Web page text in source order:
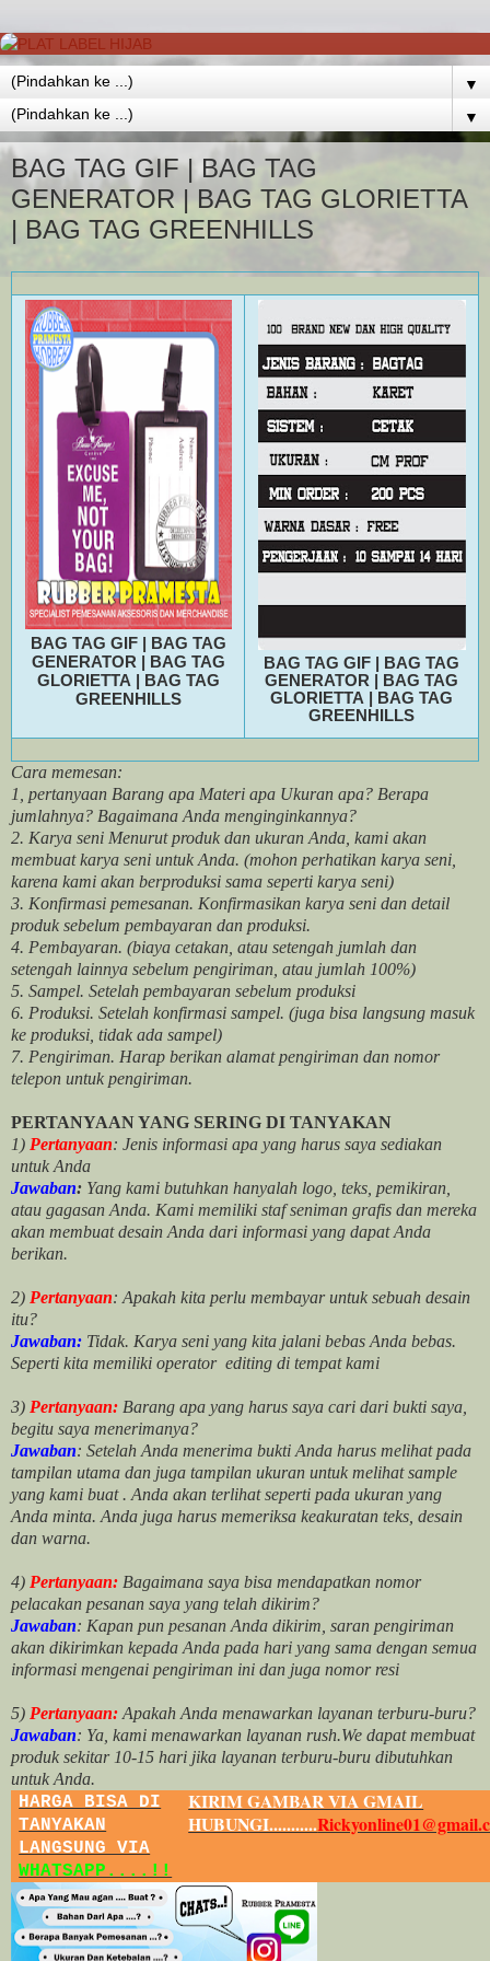
▼
▼
BAG TAG GIF | BAG TAG
GENERATOR | BAG TAG GLORIETTA
| BAG TAG GREENHILLS
BAG TAG GIF|
BAG TAG
GENERATOR
BAG TAG
GLORIETTA
BAG TAG
GREENHILLS
BAG TAG GIF
BAG TAG
GENERATOR
BAG TAG
GLORIETTA
BAG TAG
GREENHILLS
Cara memesan:
1, pertanyaan Barang apa Materi apa Ukuran apa? Berapa
jumlahnya? Bagaimana Anda menginginkannya?
2. Karya seni Menurut produk dan ukuran Anda, kami akan
membuat karya seni untuk Anda. (mohon perhatikan karya seni,
karena kami akan berproduksi sama seperti karya seni)
3. Konfirmasi pemesanan. Konfirmasikan karya seni dan detail
produk sebelum pembayaran dan produksi.
4. Pembayaran. (biaya cetakan, atau setengah jumlah dan
setengah lainnya sebelum pengiriman, atau jumlah 100%)
5. Sampel. Setelah pembayaran sebelum produksi
6. Produksi. Setelah konfirmasi sampel. (juga bisa langsung masuk
ke produksi, tidak ada sampel)
7. Pengiriman. Harap berikan alamat pengiriman dan nomor
telepon untuk pengiriman.
PERTANYAAN YANG SERING DI TANYAKAN
1) Pertanyaan: Jenis informasi apa yang harus saya sediakan
untuk Anda
Jawaban: Yang kami butuhkan hanyalah logo, teks, pemikiran,
atau gagasan Anda. Kami memiliki staf seniman grafis dan mereka
akan membuat desain Anda dari informasi yang dapat Anda
berikan.
2) Pertanyaan: Apakah kita perlu membayar untuk sebuah desain
itu?
Jawaban: Tidak. Karya seni yang kita jalani bebas Anda bebas.
Seperti kita memiliki operator editing di tempat kami
3) Pertanyaan: Barang apa yang harus saya cari dari bukti saya,
begitu saya menerimanya?
Jawaban: Setelah Anda menerima bukti Anda harus melihat pada
tampilan utama dan juga tampilan ukuran untuk melihatsample
yang kami buat . Anda akan terlihat seperti pada ukuran yang
Anda minta. Anda juga harus memeriksa keakuratan teks, desain
dan warna.
4) Pertanyaan: Bagaimana saya bisa mendapatkan nomor
pelacakan pesanan saya yang telah dikirim?
Jawaban: Kapan pun pesanan Anda dikirim, saran pengiriman
akan dikirimkan kepada Anda pada hari yang sama dengan semua
informasi mengenai pengiriman ini dan juga nomor resi
5) Pertanyaan: Apakah Anda menawarkan layanan terburu-buru?
Jawaban: Ya, kami menawarkan layanan rush.We dapat membuat
produk sekitar 10-15 hari jika layanan terburu-buru dibutuhkan
untuk Anda.
HARGA BISA DI
TANYAKAN
LANGSUNG VIA
WHATSAPP....!!
KIRIM GAMBAR VIA GMAIL
HUBUNGI...........